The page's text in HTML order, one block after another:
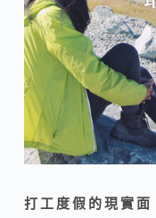
打工度假的現實面